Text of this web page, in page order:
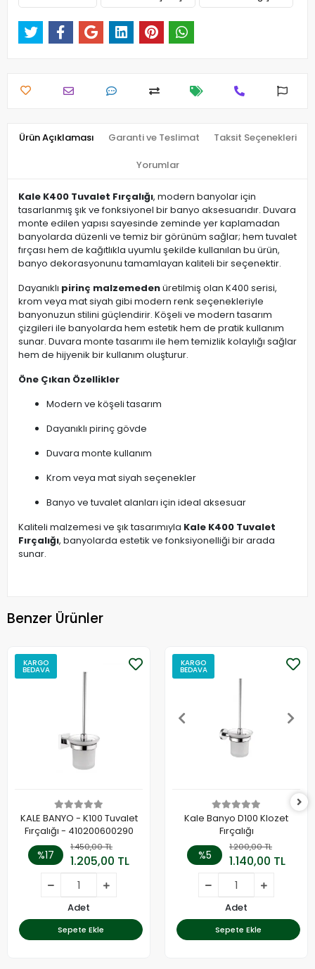
Ürün Açıklaması Garanti ve Teslimat Taksit Seçenekleri
Yorumlar
Kale K400 Tuvalet Fırçalığı, modern banyolar için
tasarlanmış şık ve fonksiyonel bir banyo aksesuarıdır. Duvara
monte edilen yapısı sayesinde zeminde yer kaplamadan
banyolarda düzenli ve temiz bir görünüm sağlar; hem tuvalet
fırçası hem de kağıtlıkla uyumlu şekilde kullanılan bu ürün,
banyo dekorasyonunu tamamlayan kaliteli bir seçenektir.
Dayanıklı pirinç malzemedenüretilmiş olan K400 serisi,
krom veya mat siyah gibi modern renk seçenekleriyle
banyonuzun stilini güçlendirir. Köşeli ve modern tasarım
çizgileri ile banyolarda hem estetik hem de pratik kullanım
sunar. Duvara monte tasarımı ile hem temizlik kolaylığı sağlar
hem de hijyenik bir kullanım oluşturur.
Öne Çıkan Özellikler
Modern ve köşeli tasarım
Dayanıklı pirinç gövde
Duvara monte kullanım
Krom veya mat siyah seçenekler
Banyo ve tuvalet alanları için ideal aksesuar
Kaliteli malzemesi ve şık tasarımıyla Kale K400 Tuvalet
Fırçalığı, banyolarda estetik ve fonksiyonelliği bir arada
sunar.
Benzer Ürünler
KARGO
BEDAVA
KALE BANYO - K100 Tuvalet
Fırçalığı - 410200600290
%17
1.450,00 TL
1.205,00 TL
Adet
Sepete Ekle
KARGO
BEDAVA
Kale Banyo D100 Klozet
Fırçalığı
%5
1.200,00 TL
1.140,00 TL
Adet
Sepete Ekle